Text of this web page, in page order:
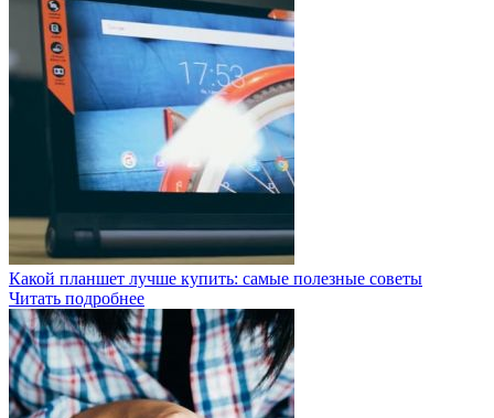
Какой планшет лучше купить: самые полезные советы
Читать подробнее